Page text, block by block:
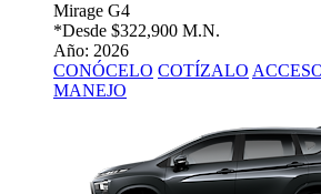
Mirage G4
*Desde $322,900 M.N.
Año: 2026
CONÓCELO COTÍZALO
MANEJO